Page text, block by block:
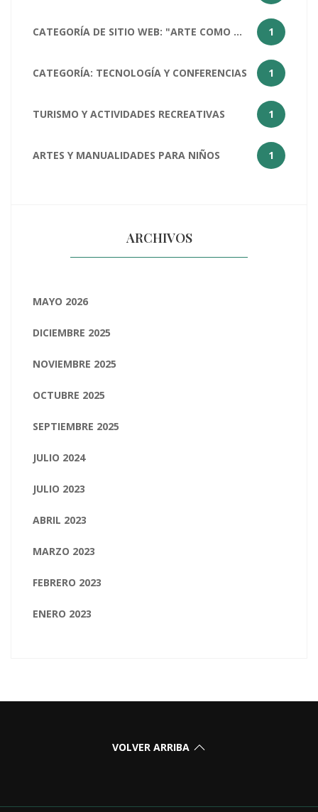
CATEGORÍA DE SITIO WEB: "ARTE COMO MATERIA ESCOLAR 1
CATEGORÍA: TECNOLOGÍA Y CONFERENCIAS 1
TURISMO Y ACTIVIDADES RECREATIVAS 1
ARTES Y MANUALIDADES PARA NIÑOS 1
ARCHIVOS
MAYO 2026
DICIEMBRE 2025
NOVIEMBRE 2025
OCTUBRE 2025
SEPTIEMBRE 2025
JULIO 2024
JULIO 2023
ABRIL 2023
MARZO 2023
FEBRERO 2023
ENERO 2023
VOLVER ARRIBA